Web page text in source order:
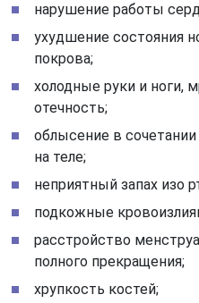
нарушение работы
ухудшение состояния
покрова;
холодные руки и ноги,
отечность;
облысение в
на теле;
неприятный запах изо
подкожные
расстройство
полного прекращения;
хрупкость костей;